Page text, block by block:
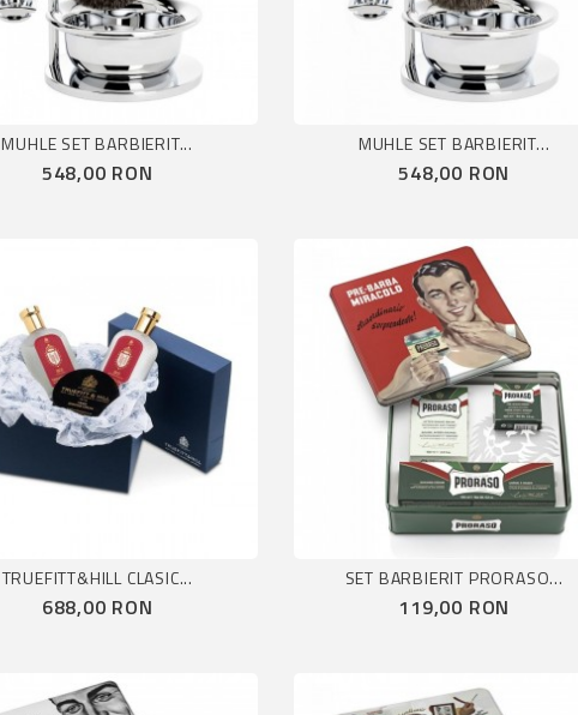
MUHLE SET BARBIERIT...
Pret
548,00 RON
MUHLE SET BARBIERIT...
Pret
548,00 RON
TRUEFITT&HILL CLASIC...
Pret
688,00 RON
SET BARBIERIT PRORASO...
Pret
119,00 RON